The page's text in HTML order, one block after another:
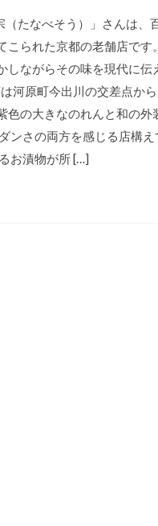
たなべそう）」さんは、
こられた京都の老舗店です
しながらその味を現代に伝
河原町今出川の交差点か
色の大きなのれんと和の外
ンさの両方を感じる店構え
お漬物が所 […]